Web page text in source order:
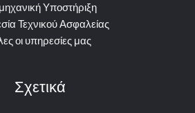
Υποστήριξη
Τεχνικού Ασφαλείας
οι υπηρεσίες μας
Σχετικά